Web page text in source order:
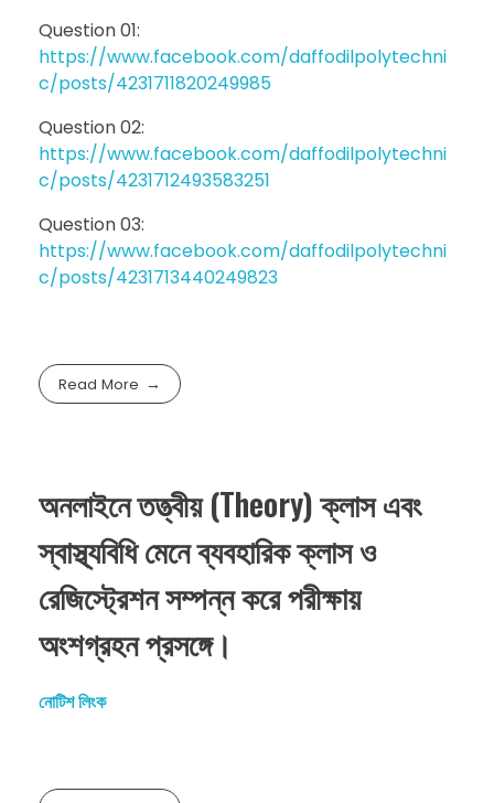
Question 01:
https://www.facebook.com/daffodilpolytechni
c/posts/4231711820249985
Question 02:
https://www.facebook.com/daffodilpolytechni
c/posts/4231712493583251
Question 03:
https://www.facebook.com/daffodilpolytechni
c/posts/4231713440249823
Read More
অনলাইনে তত্ত্বীয় (Theory) ক্লাস এবং
স্বাস্থ্যবিধি মেনে ব্যবহারিক ক্লাস ও
রেজিস্ট্রেশন সম্পন্ন করে পরীক্ষায়
অংশগ্রহন প্রসঙ্গে।
নোটিশ লিংক